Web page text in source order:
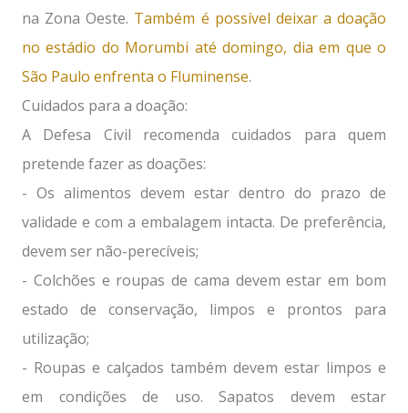
na Zona Oeste. Também é possível deixar a doação
no estádio do Morumbi até domingo, dia em que o
São Paulo enfrenta o Fluminense.
Cuidados para a doação:
A Defesa Civil recomenda cuidados para quem
pretende fazer as doações:
- Os alimentos devem estar dentro do prazo de
validade e com a embalagem intacta. De preferência,
devem ser não-perecíveis;
- Colchões e roupas de cama devem estar em bom
estado de conservação, limpos e prontos para
utilização;
- Roupas e calçados também devem estar limpos e
em condições de uso. Sapatos devem estar